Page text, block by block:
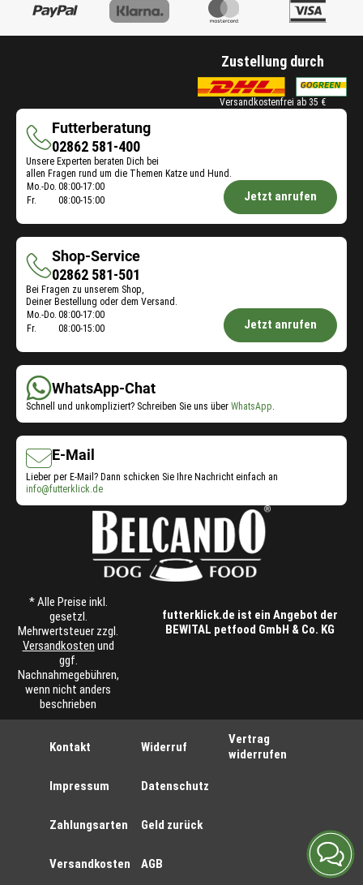
Zustellung durch
Versandkostenfrei ab 35 €
Futterberatung
Futterberatung
02862 581-400
Unsere Experten beraten Dich bei
allen Fragen rund um die Themen Katze und Hund.
Öffnungszeiten
Mo.-Do. 08:00-17:00
Fr.
08:00-15:00 Jetzt anrufen
Shop-Service
Shop-
Service
02862 581-501
Bei Fragen zu unserem Shop,
Deiner Bestellung oder dem Versand.
Öffnungszeiten
Service:
Mo.-Do. 08:00-17:00
Fr.
08:00-15:00 Jetzt anrufen
WhatsApp-Chat
Schnell und unkompliziert? Schreiben Sie uns über WhatsApp.
E-Mail
Lieber per E-Mail? Dann schicken Sie Ihre Nachricht einfach an
info@futterklick.de
* Alle Preise inkl.
gesetzl.
Mehrwertsteuer zzgl.
Versandkosten und
ggf.
Nachnahmegebühren,
wenn nicht anders
beschrieben
futterklick.de ist ein Angebot der
BEWITAL petfood GmbH & Co. KG
Kontakt
Impressum
Zahlungsarten
Versandkosten
Widerruf
Datenschutz
Geld zurück
AGB
Vertrag
widerrufen